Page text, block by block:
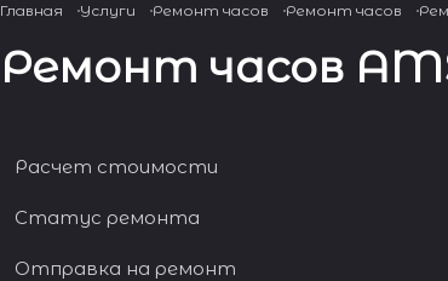
Главная Услуги Ремонт часов Ремонт часов
Ремонт часов
Расчет стоимости
Статус ремонта
Отправка на ремонт